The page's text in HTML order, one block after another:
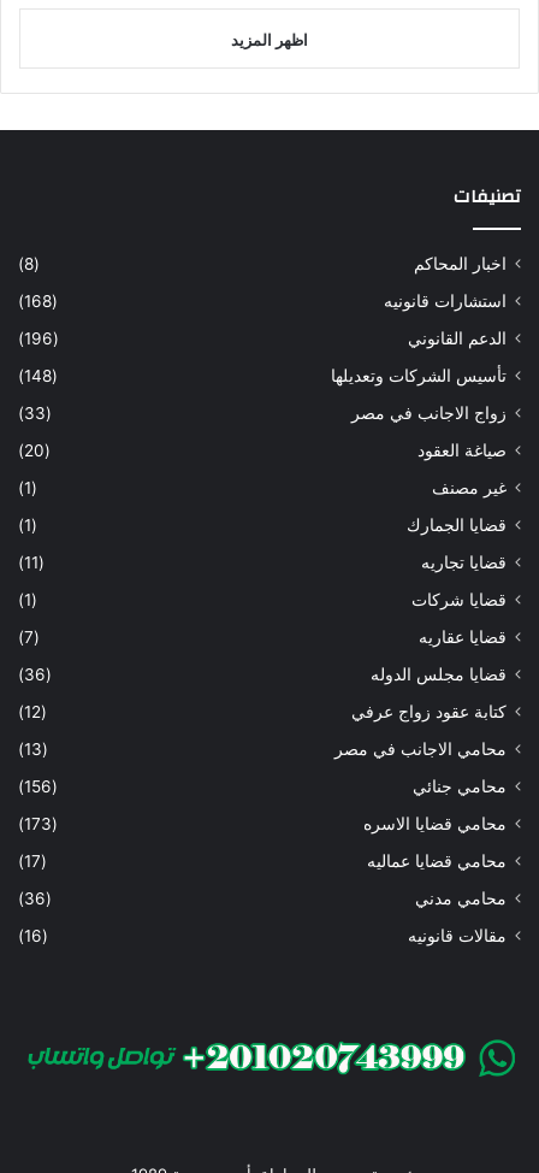
اظهر المزيد
تصنيفات
اخبار المحاكم
(8)
استشارات قانونيه
(168)
الدعم القانوني
(196)
تأسيس الشركات وتعديلها
(148)
زواج الاجانب في مصر
(33)
صياغة العقود
(20)
غير مصنف
(1)
قضايا الجمارك
(1)
قضايا تجاريه
(11)
قضايا شركات
(1)
قضايا عقاريه
(7)
قضايا مجلس الدوله
(36)
كتابة عقود زواج عرفي
(12)
محامي الاجانب في مصر
(13)
محامي جنائي
(156)
محامي قضايا الاسره
(173)
محامي قضايا عماليه
(17)
محامي مدني
(36)
مقالات قانونيه
(16)